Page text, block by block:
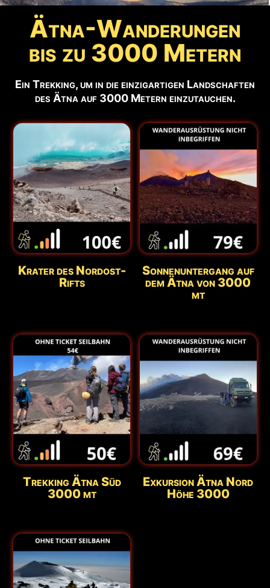
Ätna-Wanderungen
bis zu 3000 Metern
Ein Trekking, um in die einzigartigen Landschaften
des Ätna auf 3000 Metern einzutauchen.
Krater des Nordost-
Rifts
Sonnenuntergang auf
dem Ätna von 3000
mt
Trekking Ätna Süd
3000 mt
Exkursion Ätna Nord
Höhe 3000